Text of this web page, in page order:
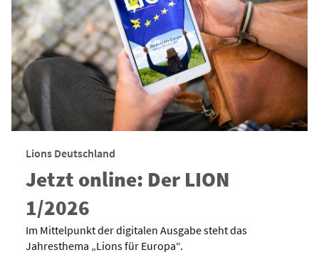
Lions Deutschland
Jetzt online: Der LION
1/2026
Im Mittelpunkt der digitalen Ausgabe steht das
Jahresthema „Lions für Europa“.